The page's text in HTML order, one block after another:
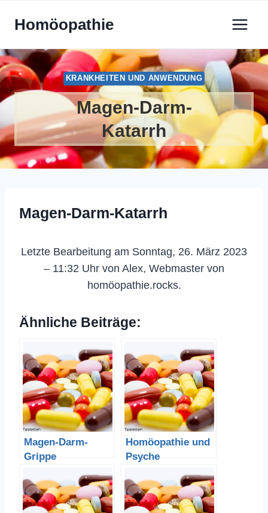
InhaltHomöopathie
KRANKHEITEN UND ANWENDUNG
Magen-Darm-
Katarrh
Magen-Darm-Katarrh
Letzte Bearbeitung am Sonntag, 26. März 2023
– 11:32 Uhr von Alex, Webmaster von
homöopathie.rocks.
Ähnliche Beiträge:
Magen-Darm-
Grippe
Homöopathie und
Psyche